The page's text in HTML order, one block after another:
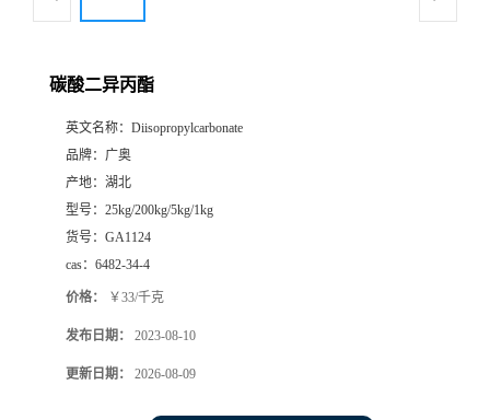
碳酸二异丙酯
英文名称： Diisopropylcarbonate
品牌： 广奥
产地： 湖北
型号： 25kg/200kg/5kg/1kg
货号： GA1124
cas： 6482-34-4
价格： ￥33/千克
发布日期： 2023-08-10
更新日期： 2026-08-09